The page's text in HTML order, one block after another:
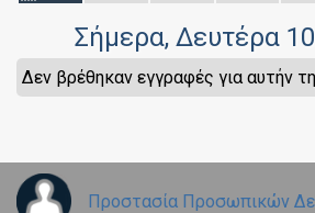
Σήμερα, Δευτέρα
Δεν βρέθηκαν εγγραφές για αυτήν
Προστασία Προσωπικών